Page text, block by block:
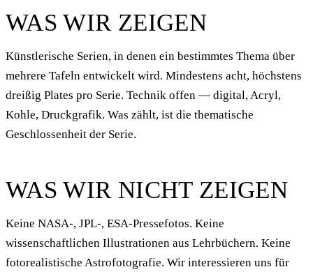
WAS WIR ZEIGEN
Künstlerische Serien, in denen ein bestimmtes Thema über
mehrere Tafeln entwickelt wird. Mindestens acht, höchstens
dreißig Plates pro Serie. Technik offen — digital, Acryl,
Kohle, Druckgrafik. Was zählt, ist die thematische
Geschlossenheit der Serie.
WAS WIR NICHT ZEIGEN
Keine NASA-, JPL-, ESA-Pressefotos. Keine
wissenschaftlichen Illustrationen aus Lehrbüchern. Keine
fotorealistische Astrofotografie. Wir interessieren uns für